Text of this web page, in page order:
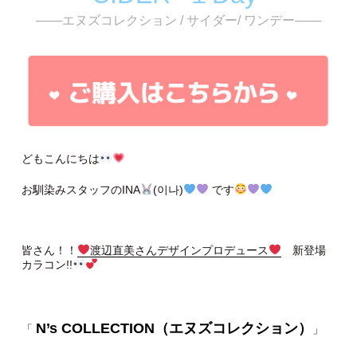
───エヌズコレクション / サイダー/ ワンデー───
どもこんにちは
お馴染みスタッフのINA (이나) です
皆さん！！ 渡辺直美さんデザインプロデュース
新登場
カラコン!!
「 N’s COLLECTION（エヌズコレクション） 」